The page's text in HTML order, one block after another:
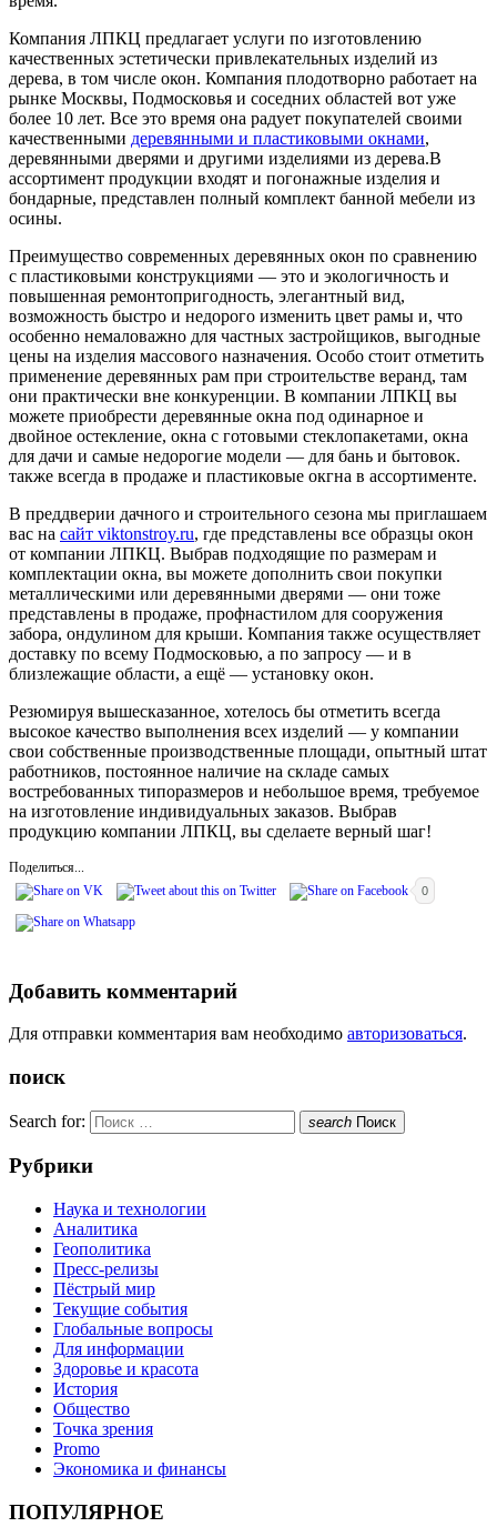
Компания ЛПКЦ предлагает услуги по изготовлению
качественных эстетически привлекательных изделий из
дерева, в том числе окон. Компания плодотворно работает на
рынке Москвы, Подмосковья и соседних областей вот уже
более 10 лет. Все это время она радует покупателей своими
качественными деревянными и пластиковыми окнами,
деревянными дверями и другими изделиями из дерева.В
ассортимент продукции входят и погонажные изделия и
бондарные, представлен полный комплект банной мебели из
осины.
Преимущество современных деревянных окон по сравнению
с пластиковыми конструкциями — это и экологичность и
повышенная ремонтопригодность, элегантный вид,
возможность быстро и недорого изменить цвет рамы и, что
особенно немаловажно для частных застройщиков, выгодные
цены на изделия массового назначения. Особо стоит отметить
применение деревянных рам при строительстве веранд, там
они практически вне конкуренции. В компании ЛПКЦ вы
можете приобрести деревянные окна под одинарное и
двойное остекление, окна с готовыми стеклопакетами, окна
для дачи и самые недорогие модели — для бань и бытовок.
также всегда в продаже и пластиковые окгна в ассортименте.
В преддверии дачного и строительного сезона мы приглашаем
вас на сайт viktonstroy.ru, где представлены все образцы окон
от компании ЛПКЦ. Выбрав подходящие по размерам и
комплектации окна, вы можете дополнить свои покупки
металлическими или деревянными дверями — они тоже
представлены в продаже, профнастилом для сооружения
забора, ондулином для крыши. Компания также осуществляет
доставку по всему Подмосковью, а по запросу — и в
близлежащие области, а ещё — установку окон.
Резюмируя вышесказанное, хотелось бы отметить всегда
высокое качество выполнения всех изделий — у компании
свои собственные производственные площади, опытный штат
работников, постоянное наличие на складе самых
востребованных типоразмеров и небольшое время, требуемое
на изготовление индивидуальных заказов. Выбрав
продукцию компании ЛПКЦ, вы сделаете верный шаг!
Поделиться...
0
Добавить комментарий
Для отправки комментария вам необходимо авторизоваться.
поиск
Search for: search Поиск
Рубрики
Наука и технологии
Аналитика
Геополитика
Пресс-релизы
Пёстрый мир
Текущие события
Глобальные вопросы
Для информации
Здоровье и красота
История
Общество
Точка зрения
Promo
Экономика и финансы
ПОПУЛЯРНОЕ